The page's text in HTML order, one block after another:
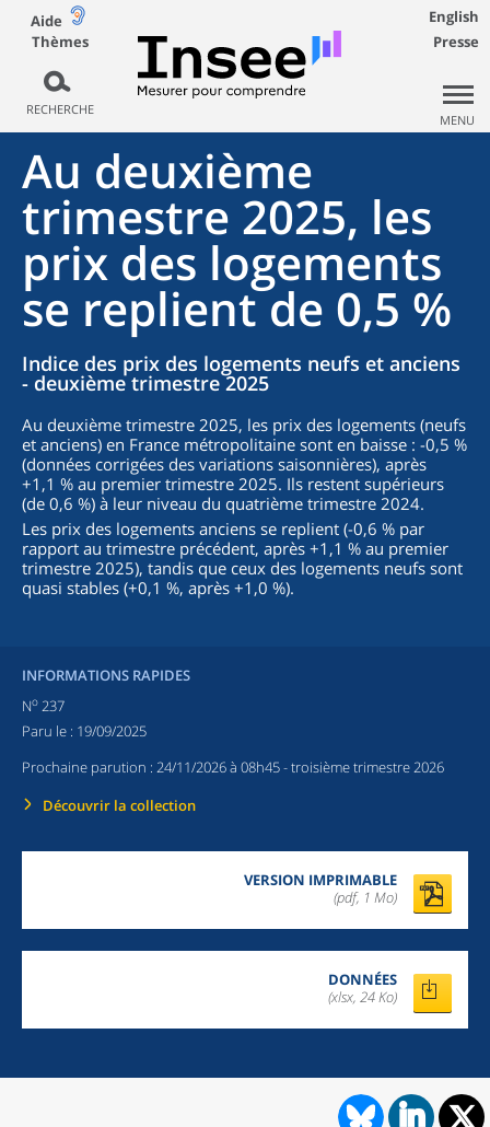
Aide
Thèmes
RECHERCHE
English
Presse
MENU
Au deuxième
trimestre 2025, les
prix des logements
se replient de 0,5 %
Indice des prix des logements neufs et anciens
- deuxième trimestre 2025
Au deuxième trimestre 2025, les prix des logements (neufs
et anciens) en France métropolitaine sont en baisse : -0,5 %
(données corrigées des variations saisonnières), après
+1,1 % au premier trimestre 2025. Ils restent supérieurs
(de 0,6 %) à leur niveau du quatrième trimestre 2024.
Les prix des logements anciens se replient (-0,6 % par
rapport au trimestre précédent, après +1,1 % au premier
trimestre 2025), tandis que ceux des logements neufs sont
quasi stables (+0,1 %, après +1,0 %).
INFORMATIONS RAPIDES
No 237
Paru le : 19/09/2025
Prochaine parution : 24/11/2026 à 08h45- troisième trimestre 2026
Découvrir la collection
VERSION IMPRIMABLE
(pdf, 1 Mo)
DONNÉES
(xlsx, 24 Ko)